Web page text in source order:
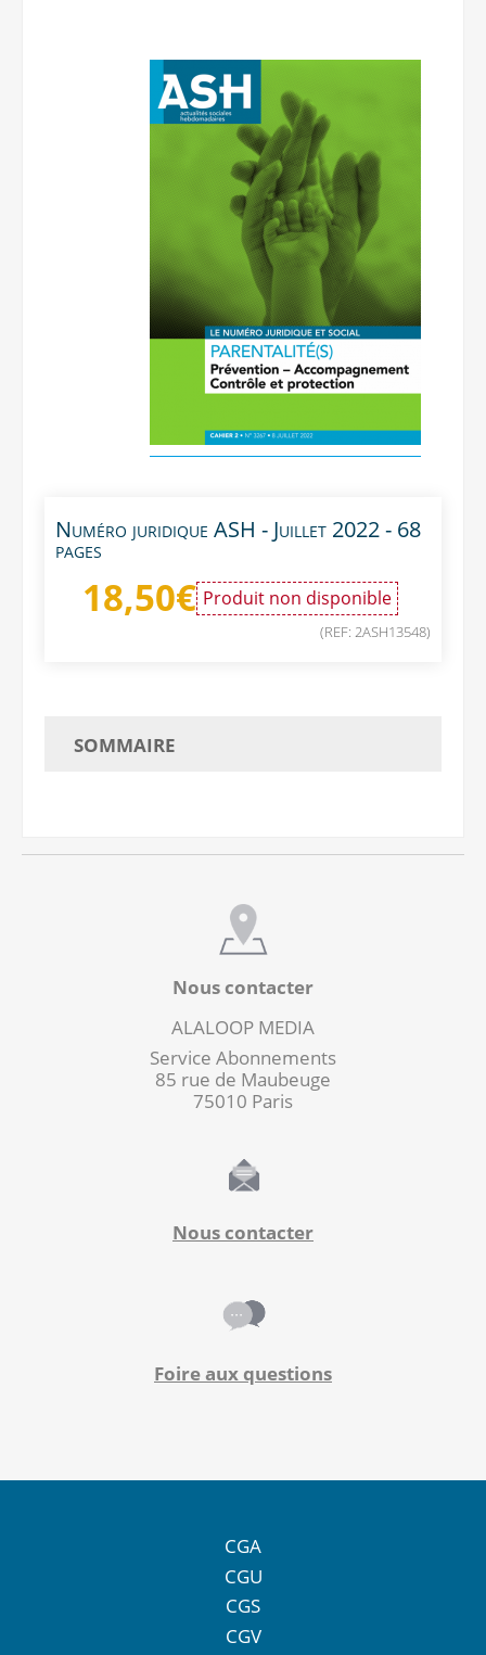
Numéro juridique ASH - Juillet 2022 - 68
pages
18,50€ Produit non disponible
(REF: 2ASH13548)
SOMMAIRE
Nous contacter
ALALOOP MEDIA
Service Abonnements
85 rue de Maubeuge
75010 Paris
Nous contacter
Foire aux questions
CGA
CGU
CGS
CGV